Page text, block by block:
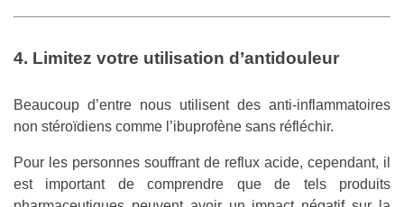
4. Limitez votre utilisation d’antidouleur
Beaucoup d’entre nous utilisent des anti-inflammatoires
non stéroïdiens comme l’ibuprofène sans réfléchir.
Pour les personnes souffrant de reflux acide, cependant, il
est important de comprendre que de tels produits